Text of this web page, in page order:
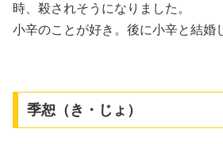
時、殺されそうになりました。
小辛のことが好き。後に小辛と結婚
季恕（き・じょ）